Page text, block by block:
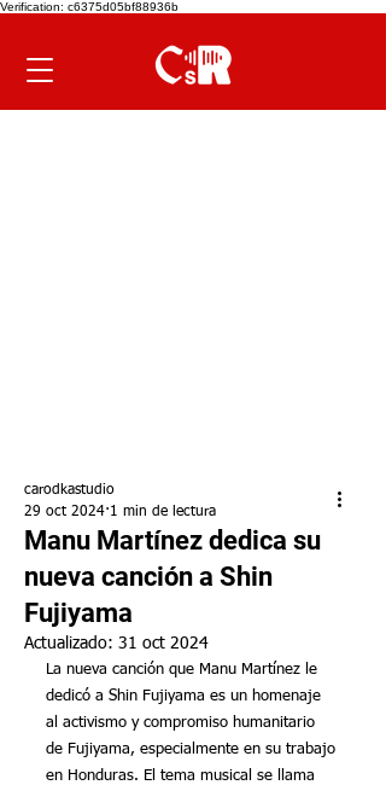
Verification: c6375d05bf88936b
Manu Martínez dedica su
nueva canción a Shin
Fujiyama
carodkastudio
29 oct 2024 1 min de lectura
Actualizado: 31 oct 2024
La nueva canción que Manu Martínez le
dedicó a Shin Fujiyama es un homenaje
al activismo y compromiso humanitario
de Fujiyama, especialmente en su trabajo
en Honduras. El tema musical se llama